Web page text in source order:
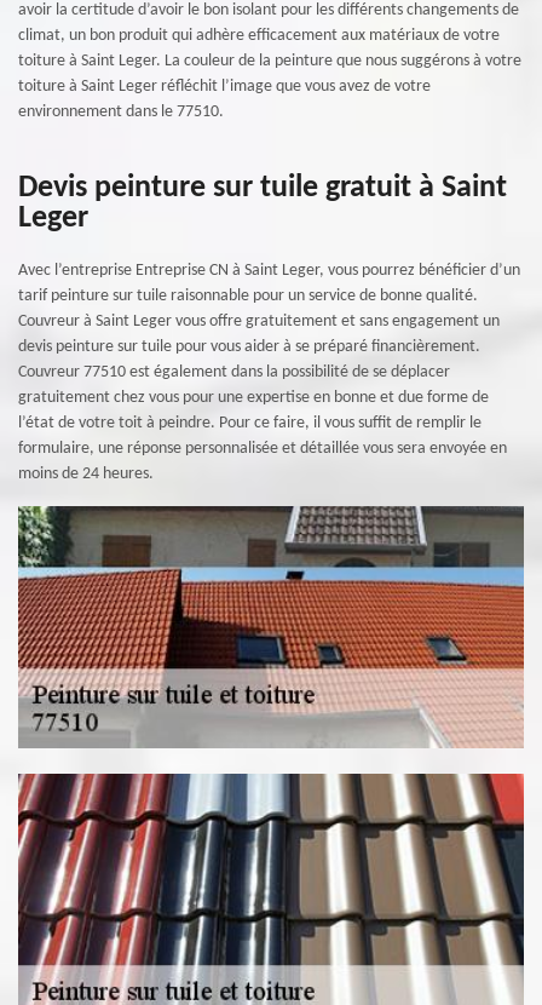
avoir la certitude d’avoir le bon isolant pour les différents changements de
climat, un bon produit qui adhère efficacement aux matériaux de votre
toiture à Saint Leger. La couleur de la peinture que nous suggérons à votre
toiture à Saint Leger réfléchit l’image que vous avez de votre
environnement dans le 77510.
Devis peinture sur tuile gratuit à Saint
Leger
Avec l’entreprise Entreprise CN à Saint Leger, vous pourrez bénéficier d’un
tarif peinture sur tuile raisonnable pour un service de bonne qualité.
Couvreur à Saint Leger vous offre gratuitement et sans engagement un
devis peinture sur tuile pour vous aider à se préparé financièrement.
Couvreur 77510 est également dans la possibilité de se déplacer
gratuitement chez vous pour une expertise en bonne et due forme de
l’état de votre toit à peindre. Pour ce faire, il vous suffit de remplir le
formulaire, une réponse personnalisée et détaillée vous sera envoyée en
moins de 24 heures.